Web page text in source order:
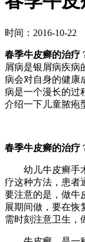
时间：2016-10-22
春季牛皮癣的治疗
屑病是银屑病疾病
病会对自身的健康
病是一个漫长的过
介绍一下儿童脓疱
春季牛皮癣的治疗
幼儿牛皮癣手术
疗这种方法，患者
要注意的是，做牛
展期间做，要在恢
需时刻注意卫生，